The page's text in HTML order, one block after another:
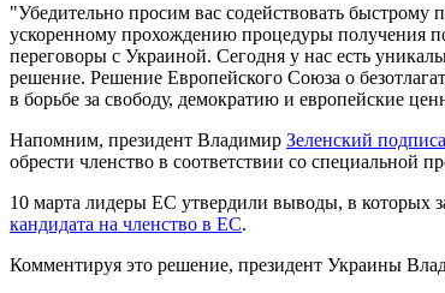
"Убедительно просим вас содействовать
ускоренному прохождению процедуры получения
переговоры с Украиной. Сегодня у нас есть
решение. Решение Европейского Союза о
в борьбе за свободу, демократию и европейские
Напомним, президент Владимир Зеленский
обрести членство в соответствии со специальной
10 марта лидеры ЕС утвердили выводы, в которых
кандидата на членство в ЕС.
Комментируя это решение, президент Украины